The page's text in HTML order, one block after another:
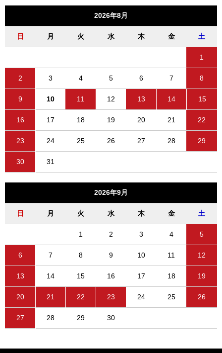
2026年8月
日 月 火 水 木 金 土
1
2 3 4 5 6 7 8
9 10 11 12 13 14 15
16 17 18 19 20 21 22
23 24 25 26 27 28 29
30 31
2026年9月
日 月 火 水 木 金 土
1 2 3 4 5
6 7 8 9 10 11 12
13 14 15 16 17 18 19
20 21 22 23 24 25 26
27 28 29 30